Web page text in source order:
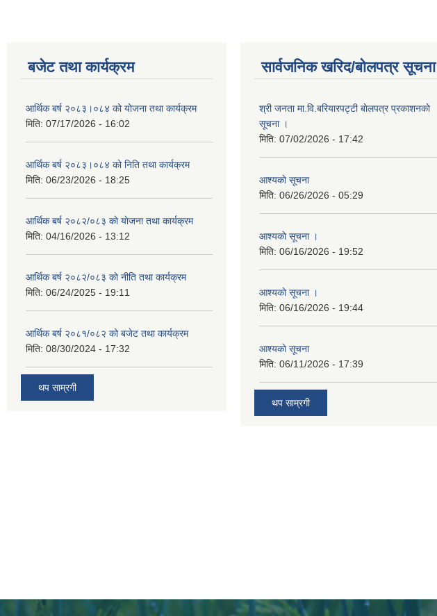
बजेट तथा कार्यक्रम
आर्थिक बर्ष २०८३।०८४ को योजना तथा कार्यक्रम
मिति: 07/17/2026 - 16:02
आर्थिक बर्ष २०८३।०८४ को निति तथा कार्यक्रम
मिति: 06/23/2026 - 18:25
आर्थिक बर्ष २०८२/०८३ काे याेजना तथा कार्यक्रम
मिति: 04/16/2026 - 13:12
आर्थिक बर्ष २०८२/०८३ काे नीति तथा कार्यक्रम
मिति: 06/24/2025 - 19:11
आर्थिक बर्ष २०८१/०८२ को बजेट तथा कार्यक्रम
मिति: 08/30/2024 - 17:32
थप साम्रगी
सार्वजनिक खरिद/बोलपत्र सूचना
श्री जनता मा.वि.बरियारपट्टी बाेलपत्र प्रकाशनकाे
सूचना ।
मिति: 07/02/2026 - 17:42
आश्यकाे सूचना
मिति: 06/26/2026 - 05:29
आश्यकाे सूचना ।
मिति: 06/16/2026 - 19:52
आश्यकाे सूचना ।
मिति: 06/16/2026 - 19:44
आश्यकाे सूचना
मिति: 06/11/2026 - 17:39
थप साम्रगी